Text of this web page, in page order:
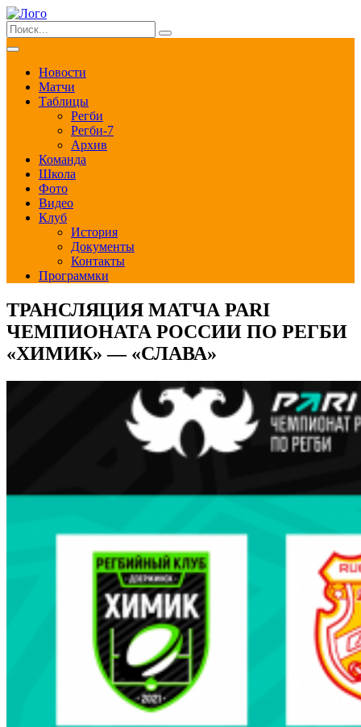
Новости
Матчи
Таблицы
Регби
Регби-7
Архив
Команда
Школа
Фото
Видео
Клуб
История
Документы
Контакты
Программки
ТРАНСЛЯЦИЯ МАТЧА PARI
ЧЕМПИОНАТА РОССИИ ПО РЕГБИ
«ХИМИК» — «СЛАВА»